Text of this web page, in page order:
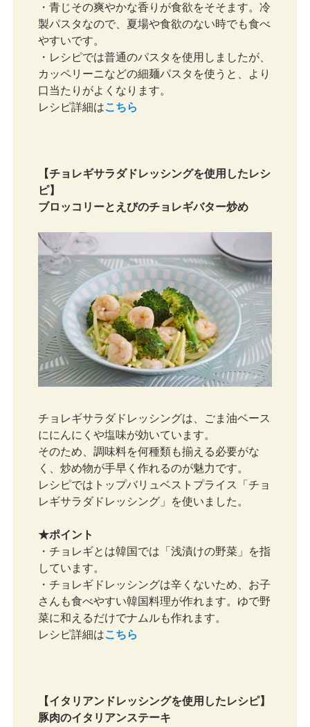
・青じその爽やかな香りが食欲をそそます。冷
製パスタなので、夏場や食欲のない時でも食べ
やすいです。
・レシピでは普通のパスタを使用しましたが、
カッペリーニなどの細麺パスタを使うと、より
口当たりがよくなります。
レシピ詳細はこちら
【チョレギサラダドレッシングを使用したレシ
ピ】
ブロッコリーとえびのチョレギバター炒め
チョレギサラダドレッシングは、ごま油ベース
ににんにくや塩味が効いています。
そのため、調味料を何種類も揃える必要がな
く、炒め物が手早く作れるのが魅力です。
レシピではトップバリュベストプライス「チョ
レギサラダドレッシング」を使いました。
★ポイント
・チョレギとは韓国では「浅漬けの野菜」を指
しています。
・チョレギドレッシングは辛くないため、お子
さんも食べやすい韓国料理が作れます。ゆで野
菜に和えるだけでナムルも作れます。
レシピ詳細はこちら
【イタリアンドレッシングを使用したレシピ】
豚肉のイタリアンステーキ